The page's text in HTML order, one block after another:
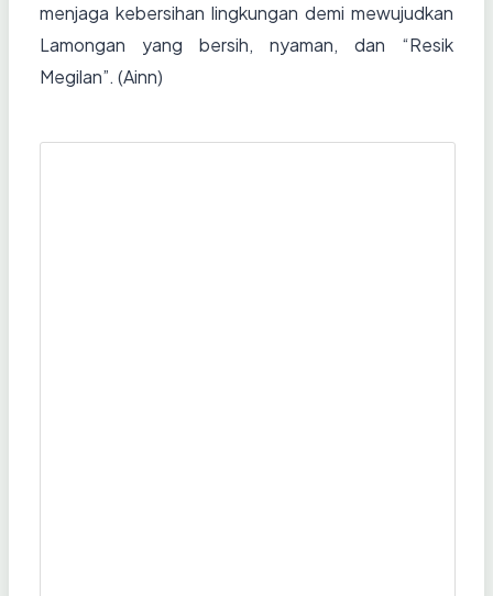
menjaga kebersihan lingkungan demi mewujudkan
Lamongan yang bersih, nyaman, dan “Resik
Megilan”. (Ainn)